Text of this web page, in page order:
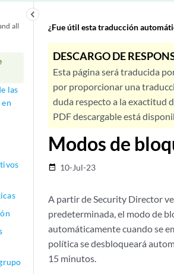
keyboard_arrow_left
all
la
las
¿Fue útil esta traducción
DESCARGO DE
Esta página será traducida
por proporcionar una
duda respecto a la exactitud
PDF descargable está
Modos de
date_range 10-Jul-23
A partir de Security Director
predeterminada, el modo de
automáticamente cuando se
política se desbloqueará
15 minutos.